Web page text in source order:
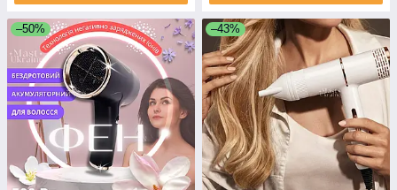
–50% –43%